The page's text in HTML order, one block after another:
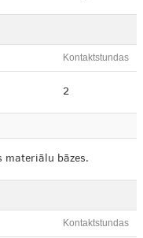
Kontaktstundas
2
materiālu bāzes.
Kontaktstundas